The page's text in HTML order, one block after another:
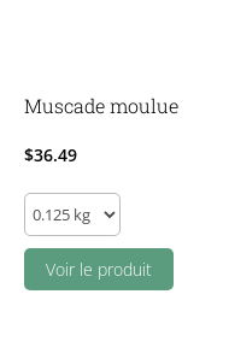
Muscade moulue
$36.49
Muscade
moulue
quantity
Voir le produit